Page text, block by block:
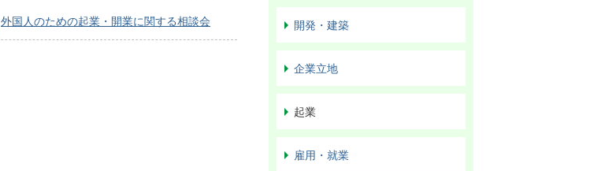
外国人のための起業・開業に関する相談会 開発・建築
企業立地
起業
雇用・就業